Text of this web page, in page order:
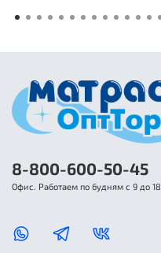
8-800-600-50-45
Офис. Работаем по будням с 9 до 18